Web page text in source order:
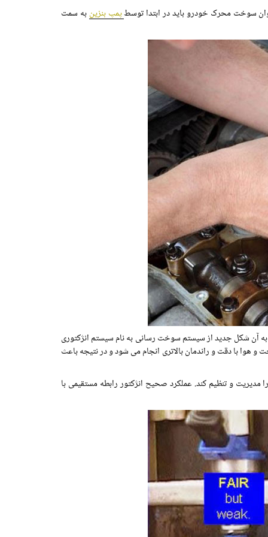
سوخت محرک خودرو باید در ابتدا توسطپمپ بنزینبه سمت
آن شکل جدید از سیستم سوخت رسانی به نام سیستم انژکتوری
هوا با دقت و راندمان بالاتری انجام می شود و در نتیجه باعث
و تنظیم کند. عملکرد صحیح انژکتور رابطه مستقیمی با